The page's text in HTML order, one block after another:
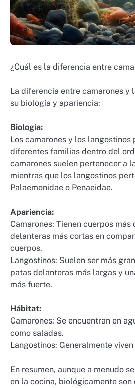
¿Cuál es la diferencia entre
La diferencia entre camarones y
su biología y apariencia:
Biología:
Los camarones y los langostinos
diferentes familias dentro del
camarones suelen pertenecer a
mientras que los langostinos
Palaemonidae o Penaeidae.
Apariencia:
Camarones: Tienen cuerpos
delanteras más cortas en
cuerpos.
Langostinos: Suelen ser más
patas delanteras más largas y
más fuerte.
Hábitat:
Camarones: Se encuentran en
como saladas.
Langostinos: Generalmente
En resumen, aunque a menudo
en la cocina, biológicamente